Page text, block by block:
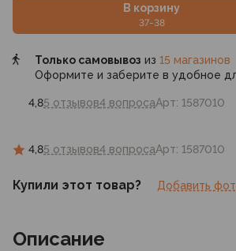
4,85 отзывов4 вопросаАрт: 1587010
В корзину
37-38
4,85 отзывов4 вопросаАрт: 1587010
Только самовывоз из 15 магазинов
Оформите и заберите в удобное
Купили этот товар? Добавить
Описание